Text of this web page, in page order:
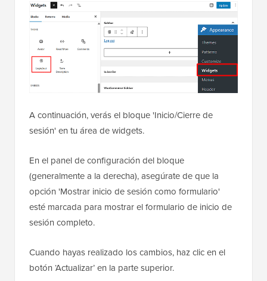
A continuación, verás el bloque 'Inicio/Cierre de
sesión' en tu área de widgets.
En el panel de configuración del bloque
(generalmente a la derecha), asegúrate de que la
opción 'Mostrar inicio de sesión como formulario'
esté marcada para mostrar el formulario de inicio de
sesión completo.
Cuando hayas realizado los cambios, haz clic en el
botón ‘Actualizar’ en la parte superior.